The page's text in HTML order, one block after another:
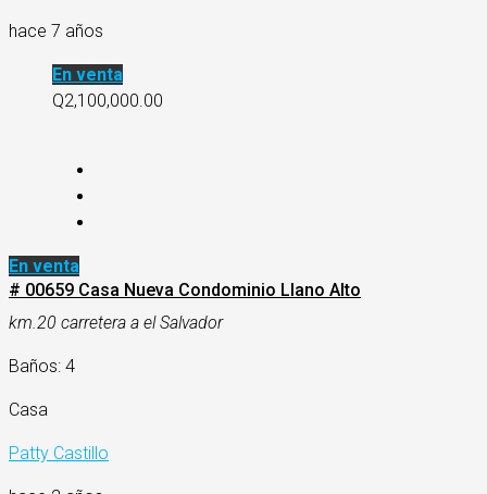
hace 7 años
En venta
Q2,100,000.00
En venta
# 00659 Casa Nueva Condominio Llano Alto
km.20 carretera a el Salvador
Baños: 4
Casa
Patty Castillo